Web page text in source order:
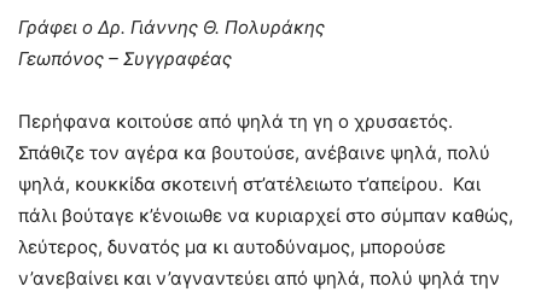
Γράφει ο Δρ. Γιάννης Θ. Πολυράκης
Γεωπόνος – Συγγραφέας
Περήφανα κοιτούσε από ψηλά τη γη ο χρυσαετός.
Σπάθιζε τον αγέρα κα βουτούσε, ανέβαινε ψηλά, πολύ
ψηλά, κουκκίδα σκοτεινή στ’ατέλειωτο τ’απείρου. Και
πάλι βούταγε κ’ένοιωθε να κυριαρχεί στο σύμπαν καθώς,
λεύτερος, δυνατός μα κι αυτοδύναμος, μπορούσε
ν’ανεβαίνει και ν’αγναντεύει από ψηλά, πολύ ψηλά την